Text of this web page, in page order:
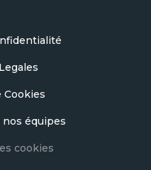
Cookies
équipes
cookies